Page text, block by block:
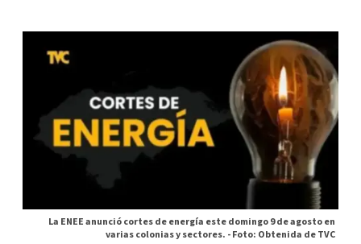
La ENEE anunció cortes de energía este domingo 9 de agosto en
varias colonias y sectores. -Foto: Obtenida de TVC